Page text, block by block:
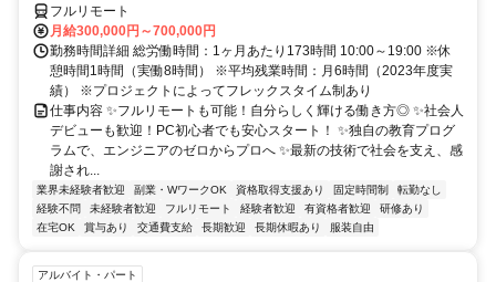
フルリモート
月給300,000円～700,000円
勤務時間詳細 総労働時間：1ヶ月あたり173時間 10:00～19:00 ※休
憩時間1時間（実働8時間） ※平均残業時間：月6時間（2023年度実
績） ※プロジェクトによってフレックスタイム制あり
仕事内容 ✨フルリモートも可能！自分らしく輝ける働き方◎ ✨社会人
デビューも歓迎！PC初心者でも安心スタート！ ✨独自の教育プログ
ラムで、エンジニアのゼロからプロへ ✨最新の技術で社会を支え、感
謝され...
業界未経験者歓迎 副業・WワークOK 資格取得支援あり 固定時間制
転勤なし
経験不問
未経験者歓迎 フルリモート 経験者歓迎 有資格者歓迎
研修あり
在宅OK
賞与あり 交通費支給 長期歓迎 長期休暇あり 服装自由
アルバイト・パート